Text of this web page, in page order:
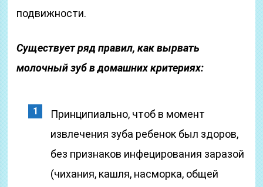
подвижности.
Существует ряд правил, как вырвать
молочный зуб в домашних критериях:
Принципиально, чтоб в момент
извлечения зуба ребенок был здоров,
без признаков инфецирования заразой
(чихания, кашля, насморка, общей